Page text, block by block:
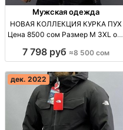
Мужская одежда
НОВАЯ КОЛЛЕКЦИЯ КУРКА ПУХ
Цена 8500 сом Размер M 3XL опт
7 798 руб ≈8 500 сом
дек. 2022